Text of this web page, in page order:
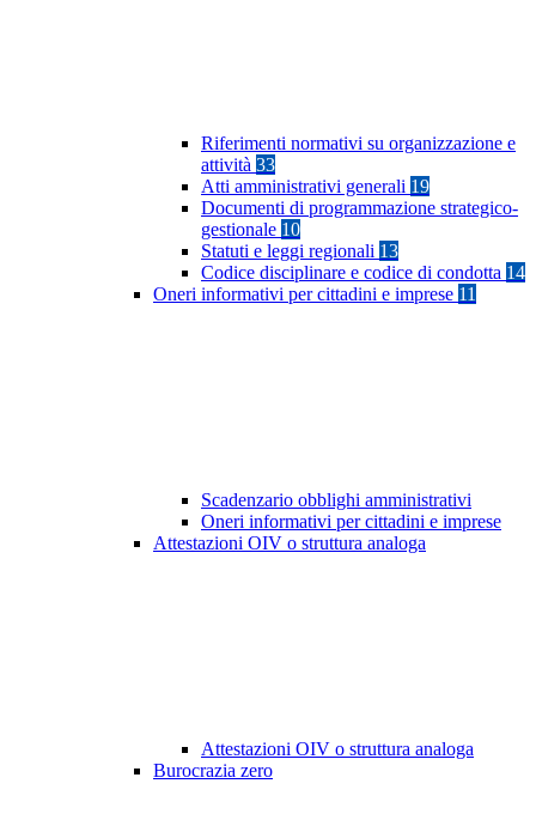
Riferimenti normativi su organizzazione e
attività 33
Atti amministrativi generali 19
Documenti di programmazione strategico-
gestionale 10
Statuti e leggi regionali 13
Codice disciplinare e codice di condotta 14
Oneri informativi per cittadini e imprese 11
Scadenzario obblighi amministrativi
Oneri informativi per cittadini e imprese
Attestazioni OIV o struttura analoga
Attestazioni OIV o struttura analoga
Burocrazia zero